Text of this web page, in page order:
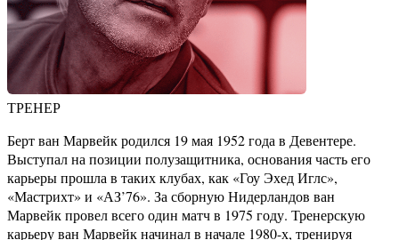
ТРЕНЕР
Берт ван Марвейк родился 19 мая 1952 года в Девентере.
Выступал на позиции полузащитника, основания часть его
карьеры прошла в таких клубах, как «Гоу Эхед Иглс»,
«Мастрихт» и «АЗ’76». За сборную Нидерландов ван
Марвейк провел всего один матч в 1975 году. Тренерскую
карьеру ван Марвейк начинал в начале 1980-х, тренируя